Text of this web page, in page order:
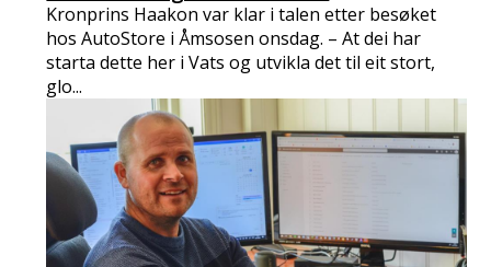
Kronprins Haakon var klar i talen etter besøket
hos AutoStore i Åmsosen onsdag. – At dei har
starta dette her i Vats og utvikla det til eit stort,
glo...